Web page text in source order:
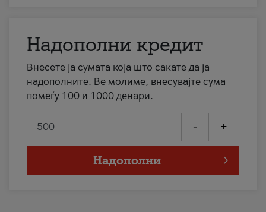
Надополни кредит
Внесете ја сумата која што сакате да ја
надополните. Ве молиме, внесувајте сума
помеѓу 100 и 1000 денари.
- +
Надополни